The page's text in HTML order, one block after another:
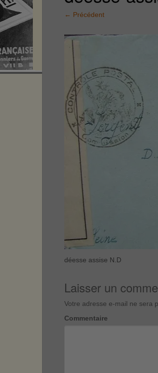
← Précédent
déesse assise N.D
Laisser un
Votre adresse e-mail ne sera
Commentaire